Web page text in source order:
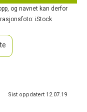
og navnet kan derfor
iStock
Sist oppdatert 12.07.19